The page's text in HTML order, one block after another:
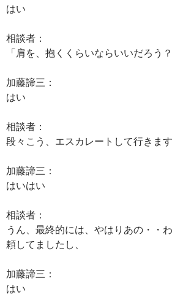
はい
相談者：
「肩を、抱くくらいならいいだろう？
加藤諦三：
はい
相談者：
段々こう、エスカレートして行きま
加藤諦三：
はいはい
相談者：
うん、最終的には、やはりあの・・
頼してましたし、
加藤諦三：
はい